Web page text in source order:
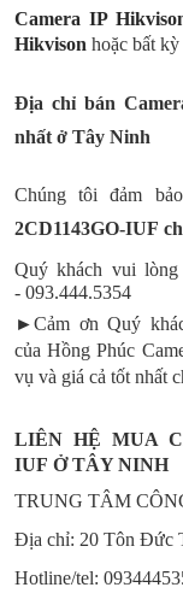
Camera IP
Hikvison hoặc bất
Địa chỉ bán
nhất ở Tây Ninh
Chúng tôi đảm
2CD1143GO-IUF
Quý khách vui lòng
- 093.444.5354
►Cảm ơn Quý
của Hồng Phúc
vụ và giá cả tốt nhất
LIÊN HỆ MUA
IUF Ở TÂY NINH
TRUNG TÂM
Địa chỉ: 20 Tôn Đức
Hotline/tel: